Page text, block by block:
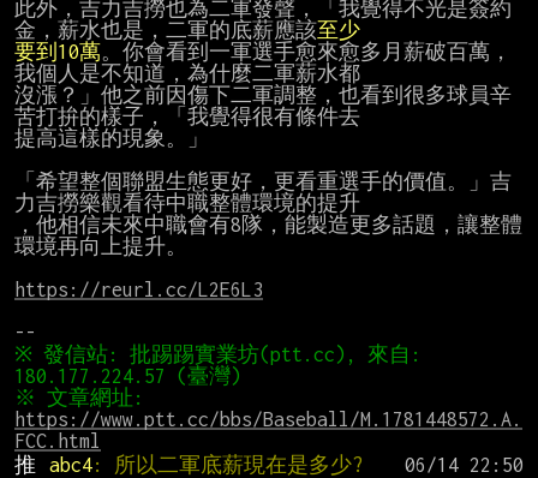
此外，吉力吉撈也為二軍發聲，「我覺得不光是簽約
金，薪水也是，二軍的底薪應該
要到10萬。你會看到一軍選手愈來愈多月薪破百萬，
我個人是不知道，為什麼二軍薪水都
沒漲？」他之前因傷下二軍調整，也看到很多球員辛
苦打拚的樣子，「我覺得很有條件去
提高這樣的現象。」
「希望整個聯盟生態更好，更看重選手的價值。」吉
力吉撈樂觀看待中職整體環境的提升
，他相信未來中職會有8隊，能製造更多話題，讓整體
環境再向上提升。
https://reurl.cc/L2E6L3
※ 發信站: 批踢踢實業坊(ptt.cc), 來自:
https://www.ptt.cc/bbs/Baseball/M.1781448572.A.
FCC.html
推
abc4: 所以二軍底薪現在是多少?